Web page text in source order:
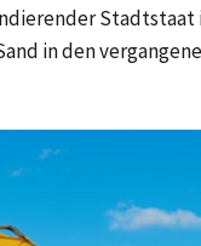
in den